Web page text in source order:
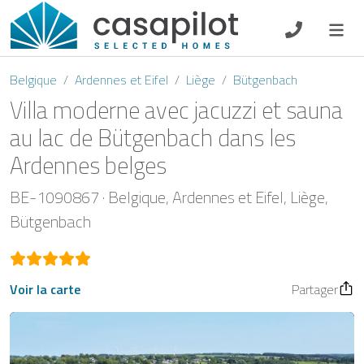
DE EN ES FR
Petit-déjeuner
Chèque-cadeau
Belgique Ardennes et Eifel Liège Bütgenbach
Villa moderne avec jacuzzi et sauna
au lac de Bütgenbach dans les
Ardennes belges
BE-1090867 Belgique Ardennes et Eifel Liège
Bütgenbach
Voir la carte Partager